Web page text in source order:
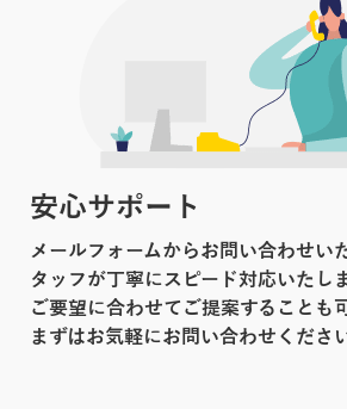
安心サポート
メールフォームからお問い合わせい
タッフが丁寧にスピード対応いたしま
ご要望に合わせてご提案することも
まずはお気軽にお問い合わせください